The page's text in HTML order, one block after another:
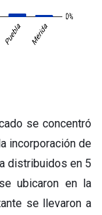
se concentró
incorporación de
distribuidos en 5
ubicaron en la
se llevaron a